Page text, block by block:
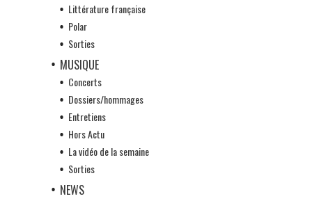
Littérature française
Polar
Sorties
MUSIQUE
Concerts
Dossiers/hommages
Entretiens
Hors Actu
La vidéo de la semaine
Sorties
NEWS